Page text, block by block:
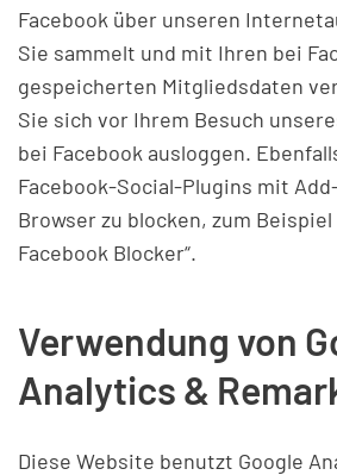
Facebook über unseren
Sie sammelt und mit Ihren bei
gespeicherten Mitgliedsdaten
Sie sich vor Ihrem Besuch
bei Facebook ausloggen.
Facebook-Social-Plugins mit
Browser zu blocken, zum Beispiel
Facebook Blocker“.
Verwendung von
Analytics &
Diese Website benutzt Google